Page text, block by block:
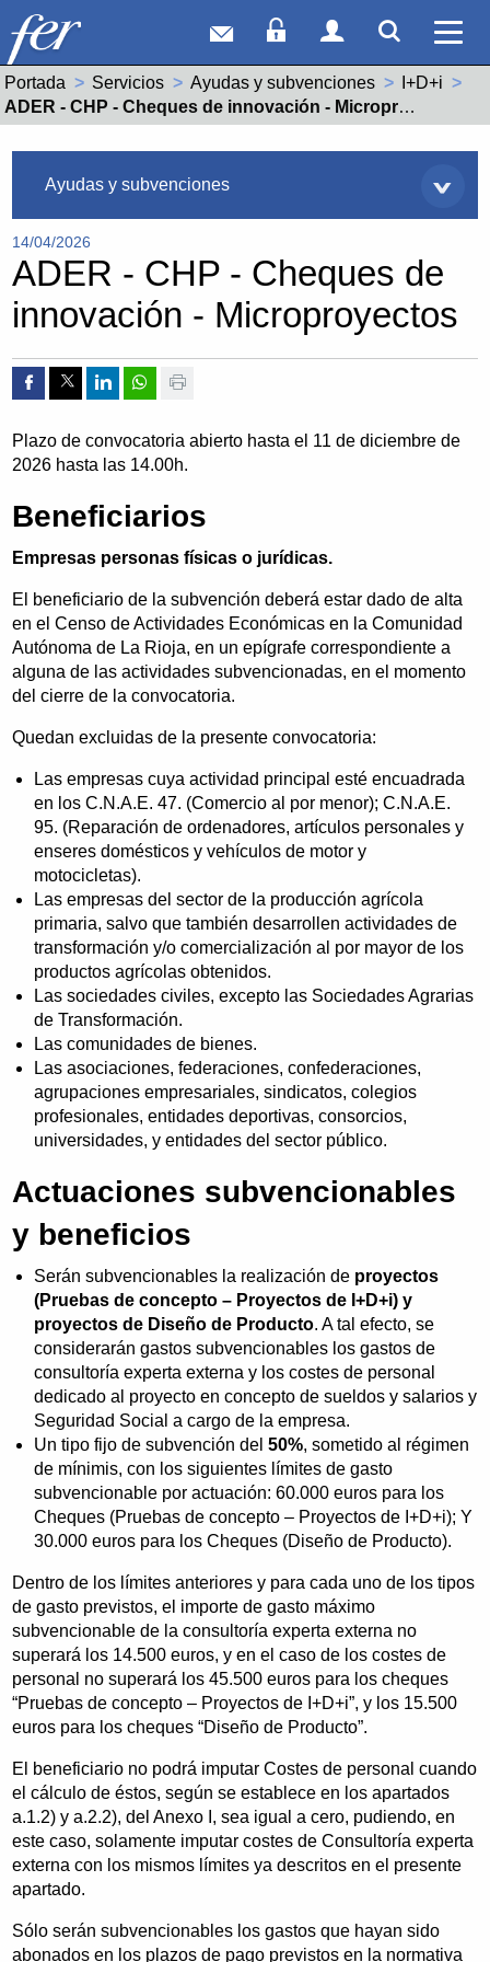
Correo webAcceso Socios
Acceso
Ver
Portada Servicios Ayudas y subvenciones
I+D+i
Actual:
ADER - CHP - Cheques de innovación - Microproyectos
Ayudas y subvenciones
14/04/2026
ADER - CHP - Cheques de
innovación - Microproyectos
Compartir por Facebook
Compartir por Twitter
Compartir por Linkedin
Compartir por whatsapp
Imprimir
Plazo de convocatoria abierto hasta el 11 de diciembre de
2026 hasta las 14.00h.
Beneficiarios
Empresas personas físicas o jurídicas.
El beneficiario de la subvención deberá estar dado de alta
en el Censo de Actividades Económicas en la Comunidad
Autónoma de La Rioja, en un epígrafe correspondiente a
alguna de las actividades subvencionadas, en el momento
del cierre de la convocatoria.
Quedan excluidas de la presente convocatoria:
Las empresas cuya actividad principal esté encuadrada
en los C.N.A.E. 47. (Comercio al por menor); C.N.A.E.
95. (Reparación de ordenadores, artículos personales y
enseres domésticos y vehículos de motor y
motocicletas).
Las empresas del sector de la producción agrícola
primaria, salvo que también desarrollen actividades de
transformación y/o comercialización al por mayor de los
productos agrícolas obtenidos.
Las sociedades civiles, excepto las Sociedades Agrarias
de Transformación.
Las comunidades de bienes.
Las asociaciones, federaciones, confederaciones,
agrupaciones empresariales, sindicatos, colegios
profesionales, entidades deportivas, consorcios,
universidades, y entidades del sector público.
Actuaciones subvencionables
y beneficios
Serán subvencionables la realización de proyectos
(Pruebas de concepto – Proyectos de I+D+i) y
proyectos de Diseño de Producto. A tal efecto, se
considerarán gastos subvencionables los gastos de
consultoría experta externa y los costes de personal
dedicado al proyecto en concepto de sueldos y salarios y
Seguridad Social a cargo de la empresa.
Un tipo fijo de subvención del50%, sometido al régimen
de mínimis, con los siguientes límites de gasto
subvencionable por actuación: 60.000 euros para los
Cheques (Pruebas de concepto – Proyectos de I+D+i); Y
30.000 euros para los Cheques (Diseño de Producto).
Dentro de los límites anteriores y para cada uno de los tipos
de gasto previstos, el importe de gasto máximo
subvencionable de la consultoría experta externa no
superará los 14.500 euros, y en el caso de los costes de
personal no superará los 45.500 euros para los cheques
“Pruebas de concepto – Proyectos de I+D+i”, y los 15.500
euros para los cheques “Diseño de Producto”.
El beneficiario no podrá imputar Costes de personal cuando
el cálculo de éstos, según se establece en los apartados
a.1.2) y a.2.2), del Anexo I, sea igual a cero, pudiendo, en
este caso, solamente imputar costes de Consultoría experta
externa con los mismos límites ya descritos en el presente
apartado.
Sólo serán subvencionables los gastos que hayan sido
abonados en los plazos de pago previstos en la normativa